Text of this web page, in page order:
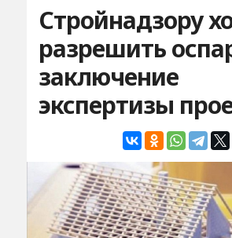
Стройнадзору
разрешить
заключение
экспертизы